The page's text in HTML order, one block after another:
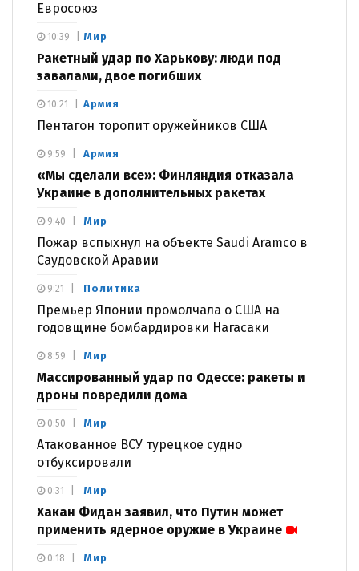
Евросоюз
Мир
Ракетный удар по Харькову: люди под
завалами, двое погибших
10:39
Армия
Пентагон торопит оружейников США
10:21
Армия
«Мы сделали все»: Финляндия отказала
Украине в дополнительных ракетах
9:59
Мир
Пожар вспыхнул на объекте Saudi Aramco в
Саудовской Аравии
9:40
Политика
Премьер Японии промолчала о США на
годовщине бомбардировки Нагасаки
9:21
Мир
Массированный удар по Одессе: ракеты и
дроны повредили дома
8:59
Мир
Атакованное ВСУ турецкое судно
отбуксировали
0:50
Мир
Хакан Фидан заявил, что Путин может
применить ядерное оружие в Украине
0:31
Мир
0:18